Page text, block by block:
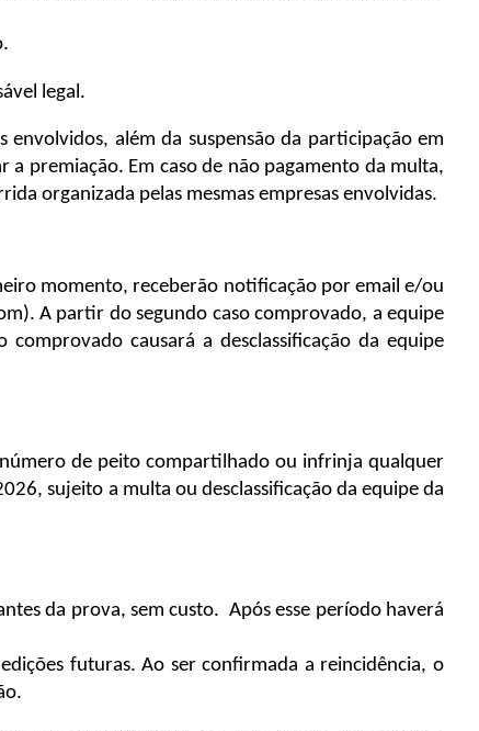
legal.
além da suspensão da participação em
premiação. Em caso de não pagamento da multa,
organizada pelas mesmas empresas envolvidas.
momento, receberão notificação por email e/ou
A partir do segundo caso comprovado, a equipe
causará a desclassificação da equipe
de peito compartilhado ou infrinja qualquer
sujeito a multa ou desclassificação da equipe da
da prova, sem custo.  Após esse período haverá
futuras. Ao ser confirmada a reincidência, o